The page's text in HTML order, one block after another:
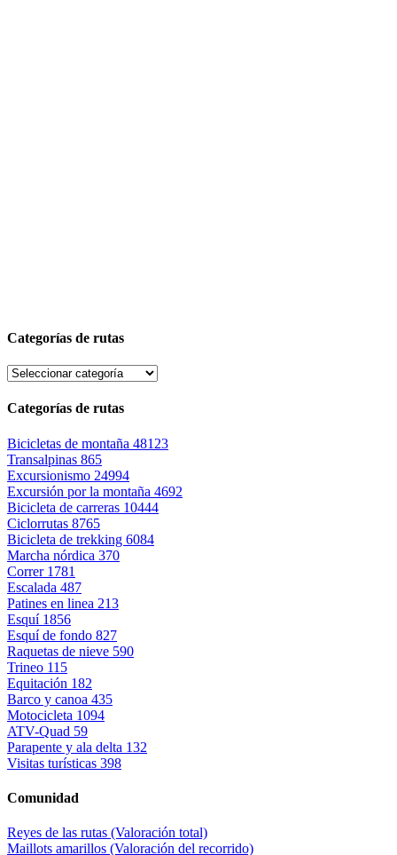
Categorías de rutas
Categorías de rutas
Bicicletas de montaña 48123
Transalpinas 865
Excursionismo 24994
Excursión por la montaña 4692
Bicicleta de carreras 10444
Ciclorrutas 8765
Bicicleta de trekking 6084
Marcha nórdica 370
Correr 1781
Escalada 487
Patines en linea 213
Esquí 1856
Esquí de fondo 827
Raquetas de nieve 590
Trineo 115
Equitación 182
Barco y canoa 435
Motocicleta 1094
ATV-Quad 59
Parapente y ala delta 132
Visitas turísticas 398
Comunidad
Reyes de las rutas (Valoración total)
Maillots amarillos (Valoración del recorrido)